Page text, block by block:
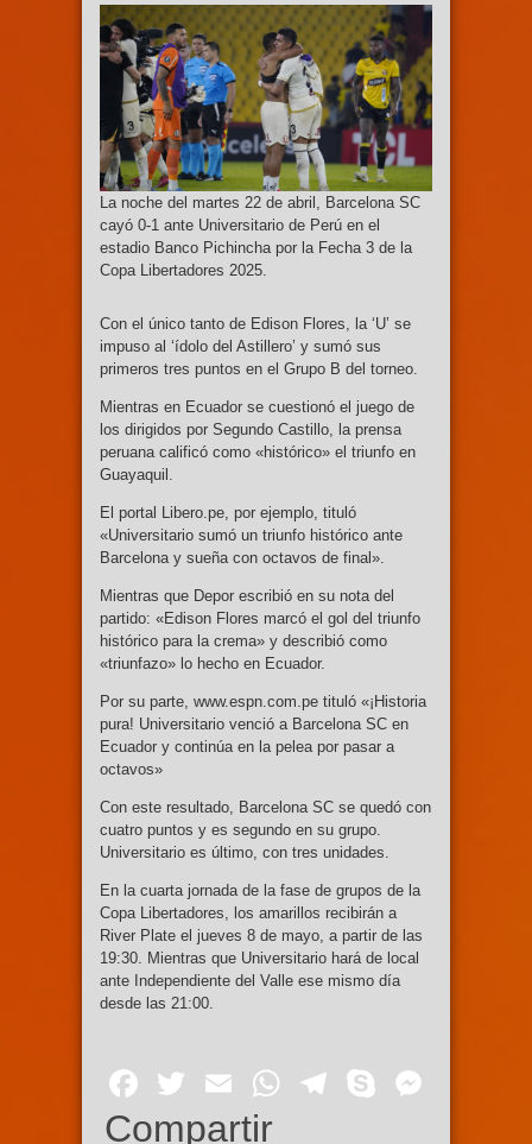
La noche del martes 22 de abril, Barcelona SC
cayó 0-1 ante Universitario de Perú en el
estadio Banco Pichincha por la Fecha 3 de la
Copa Libertadores 2025.
Con el único tanto de Edison Flores, la ‘U’ se
impuso al ‘ídolo del Astillero’ y sumó sus
primeros tres puntos en el Grupo B del torneo.
Mientras en Ecuador se cuestionó el juego de
los dirigidos por Segundo Castillo, la prensa
peruana calificó como «histórico» el triunfo en
Guayaquil.
El portal Libero.pe, por ejemplo, tituló
«Universitario sumó un triunfo histórico ante
Barcelona y sueña con octavos de final».
Mientras que Depor escribió en su nota del
partido: «Edison Flores marcó el gol del triunfo
histórico para la crema» y describió como
«triunfazo» lo hecho en Ecuador.
Por su parte, www.espn.com.pe tituló «¡Historia
pura! Universitario venció a Barcelona SC en
Ecuador y continúa en la pelea por pasar a
octavos»
Con este resultado, Barcelona SC se quedó con
cuatro puntos y es segundo en su grupo.
Universitario es último, con tres unidades.
En la cuarta jornada de la fase de grupos de la
Copa Libertadores, los amarillos recibirán a
River Plate el jueves 8 de mayo, a partir de las
19:30. Mientras que Universitario hará de local
ante Independiente del Valle ese mismo día
desde las 21:00.
Facebook
Twitter
EmailWhatsApp
Telegram
Skype
Compartir